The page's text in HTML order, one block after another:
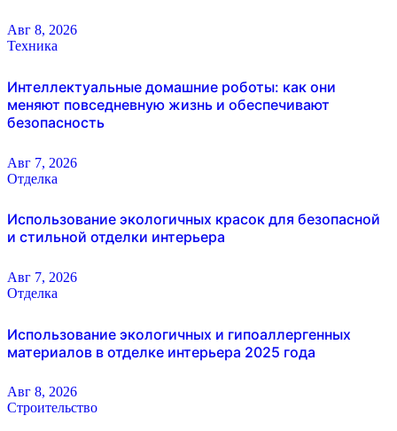
Авг 8, 2026
Техника
Интеллектуальные домашние роботы: как они
меняют повседневную жизнь и обеспечивают
безопасность
Авг 7, 2026
Отделка
Использование экологичных красок для безопасной
и стильной отделки интерьера
Авг 7, 2026
Отделка
Использование экологичных и гипоаллергенных
материалов в отделке интерьера 2025 года
Авг 8, 2026
Строительство